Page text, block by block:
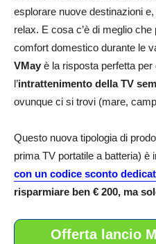
esplorare nuove destinazioni
relax. E cosa c’è di meglio
comfort domestico durante le
VMay è la risposta perfetta
l’intrattenimento della TV
ovunque ci si trovi (mare,
Questo nuova tipologia di
prima TV portatile a batteria) è
con un codice sconto
risparmiare ben € 200, ma
Offerta lancio